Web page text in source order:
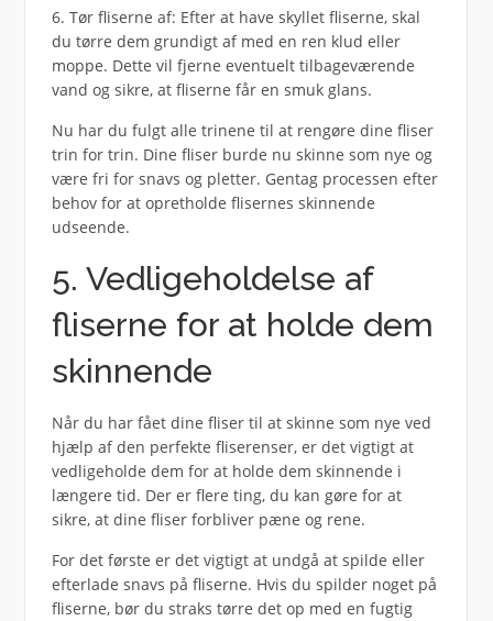
6. Tør fliserne af: Efter at have skyllet fliserne, skal
du tørre dem grundigt af med en ren klud eller
moppe. Dette vil fjerne eventuelt tilbageværende
vand og sikre, at fliserne får en smuk glans.
Nu har du fulgt alle trinene til at rengøre dine fliser
trin for trin. Dine fliser burde nu skinne som nye og
være fri for snavs og pletter. Gentag processen efter
behov for at opretholde flisernes skinnende
udseende.
5. Vedligeholdelse af
fliserne for at holde dem
skinnende
Når du har fået dine fliser til at skinne som nye ved
hjælp af den perfekte fliserenser, er det vigtigt at
vedligeholde dem for at holde dem skinnende i
længere tid. Der er flere ting, du kan gøre for at
sikre, at dine fliser forbliver pæne og rene.
For det første er det vigtigt at undgå at spilde eller
efterlade snavs på fliserne. Hvis du spilder noget på
fliserne, bør du straks tørre det op med en fugtig